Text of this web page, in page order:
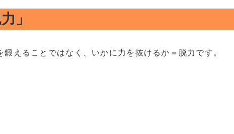
」
えることではなく、いかに力を抜けるか＝脱力です。